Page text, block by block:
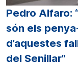
Pedro Alfaro:
són els
d’aquestes
del Senillar”